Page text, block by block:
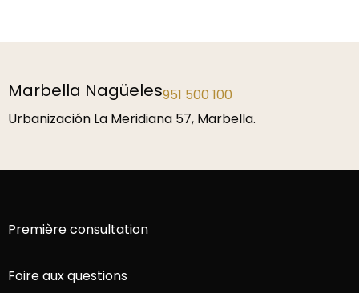
Málaga952 229 192
P.º de la Farola 1, 29016 Málaga.
Première consultation
Foire aux questions